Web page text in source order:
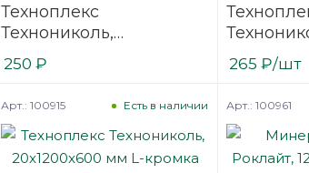
Техноплекс
Технониколь,
40x1180x580 мм L-
кромка (10 плит)
250 ₽
кромка (6
265 ₽/шт
Есть в наличии
Арт.: 100915 Арт.: 100961